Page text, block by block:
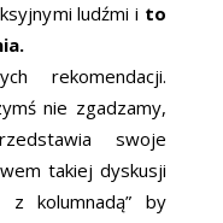
ludźmi i to
rekomendacji.
nie zgadzamy,
swoje
takiej dyskusji
z kolumnadą” by